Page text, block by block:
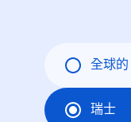
全球的
瑞士